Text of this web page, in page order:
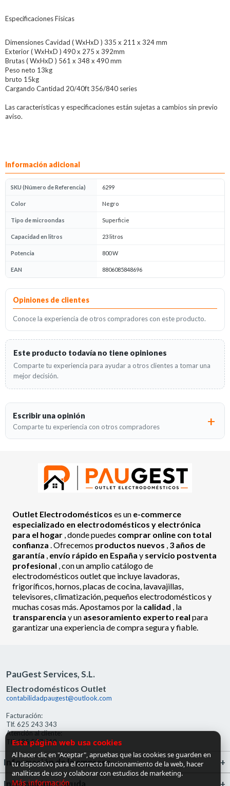
Especificaciones Físicas
Dimensiones Cavidad ( WxHxD ) 335 x 211 x 324 mm
Exterior ( WxHxD ) 490 x 275 x 392mm
Brutas ( WxHxD ) 561 x 348 x 490 mm
Peso neto 13kg
bruto 15kg
Cargando Cantidad 20/40ft 356/840 series
Las características y especificaciones están sujetas a cambios sin previo
aviso.
Información adicional
SKU (Número de Referencia) 6299
Color Negro
Tipo de microondas Superficie
Capacidad en litros 23 litros
Potencia 800 W
EAN 8806085848696
Opiniones
Opiniones de clientes
Conoce la experiencia de otros compradores con este producto.
Este producto todavía no tiene opiniones
Comparte tu experiencia para ayudar a otros clientes a tomar una
mejor decisión.
Escribir una opinión
Comparte tu experiencia con otros compradores
Outlet Electrodomésticos es un e-commerce
especializado en electrodomésticos y electrónica
para el hogar , donde puedes comprar online con total
confianza . Ofrecemos productos nuevos , 3 años de
garantía , envío rápido en España y servicio postventa
profesional , con un amplio catálogo de
electrodomésticos outlet que incluye lavadoras,
frigoríficos, hornos, placas de cocina, lavavajillas,
televisores, climatización, pequeños electrodomésticos y
muchas cosas más. Apostamos por la calidad , la
transparencia y un asesoramiento experto real para
garantizar una experiencia de compra segura y fiable.
PauGest Services, S.L.
Electrodomésticos Outlet
contabilidadpaugest@outlook.com
Facturación:
Tlf. 625 243 343
Atención al cliente:
Tlf. 685 527 519
Información de la empresa
Información y ayuda
Esta página web usa cookies
Al hacer clic en "Aceptar", apruebas que las cookies se guarden en
tu dispositivo para el correcto funcionamiento de la web, hacer
analíticas de uso y colaborar con estudios de marketing.
Más información